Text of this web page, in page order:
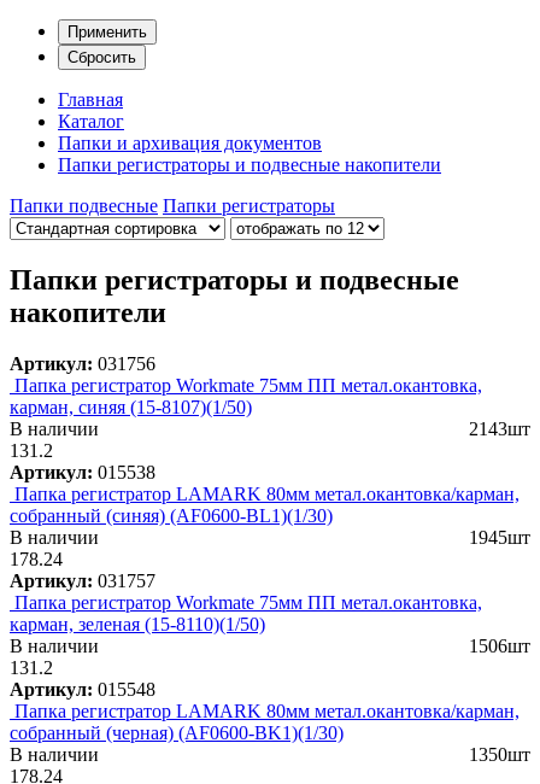
Применить
Сбросить
Главная
Каталог
Папки и архивация документов
Папки регистраторы и подвесные накопители
Папки подвесные Папки регистраторы
Папки регистраторы и подвесные
накопители
Артикул: 031756
Папка регистратор Workmate 75мм ПП метал.окантовка,
карман, синяя (15-8107)(1/50)
В наличии
2143шт
131.2
Артикул: 015538
Папка регистратор LAMARK 80мм метал.окантовка/карман,
собранный (синяя) (AF0600-BL1)(1/30)
В наличии
1945шт
178.24
Артикул: 031757
Папка регистратор Workmate 75мм ПП метал.окантовка,
карман, зеленая (15-8110)(1/50)
В наличии
1506шт
131.2
Артикул: 015548
Папка регистратор LAMARK 80мм метал.окантовка/карман,
собранный (черная) (AF0600-BK1)(1/30)
В наличии
1350шт
178.24